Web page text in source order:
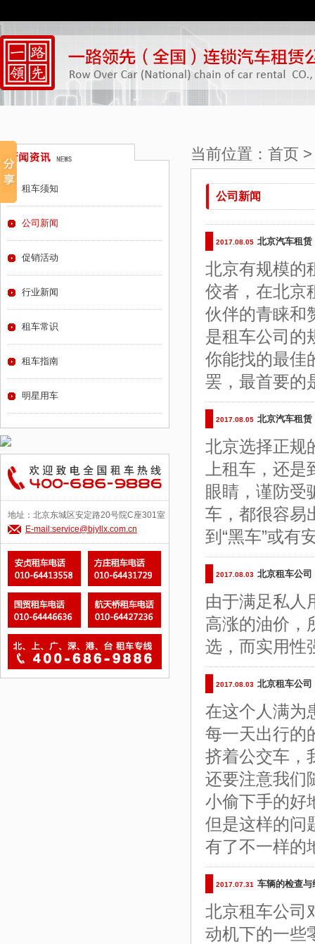
当前位置： 首页
公司新闻
2017.08.05 北京汽车租
北京有规模的
佼者，在北京
伙伴的青睐和
是租车公司的
你能找的最佳
罢，最首要的
2017.08.05 北京汽车租
北京选择正规
上租车，还
眼睛，谨防受
车，都很容易
到“黑车”或有
2017.08.03 北京租车公
由于满足私人
高涨的油价，
选，而实用性
2017.08.03 北京租车公
在这个人满为
每一天出行的
挤着公交车，
还要注意我们
小偷下手的好
但是这样的问
有了不一样的
2017.07.31 车辆的检查与
北京租车公司
动机下的一些
租车须知
公司新闻
促销活动
行业新闻
租车常识
租车指南
明星用车
地址：北京东城区安定路20号院C座301室
E-mail:service@bjyllx.com.cn